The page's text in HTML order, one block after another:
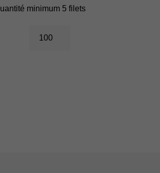
minimum 5 filets